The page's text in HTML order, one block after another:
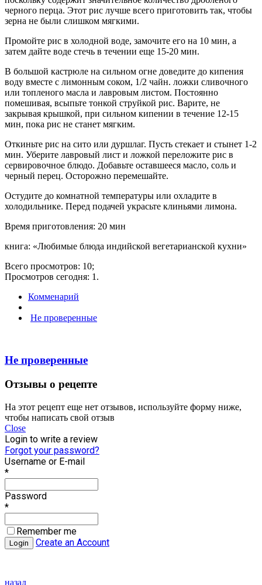
черного перца. Этот рис лучше всего приготовить так, чтобы
зерна не были слишком мягкими.
Промойте рис в холодной воде, замочите его на 10 мин, а
затем дайте воде стечь в течении еще 15-20 мин.
В большой кастрюле на сильном огне доведите до кипения
воду вместе с лимонным соком, 1/2 чайн. ложки сливочного
или топленого масла и лавровым листом. Постоянно
помешивая, всыпьте тонкой струйкой рис. Варите, не
закрывая крышкой, при сильном кипении в течение 12-15
мин, пока рис не станет мягким.
Откиньте рис на сито или дуршлаг. Пусть стекает и стынет 1-2
мин. Уберите лавровый лист и ложкой переложите рис в
сервировочное блюдо. Добавьте оставшееся масло, соль и
черный перец. Осторожно перемешайте.
Остудите до комнатной температуры или охладите в
холодильнике. Перед подачей украсьте клиньями лимона.
Время приготовления: 20 мин
книга: «Любимые блюда индийской вегетарианской кухни»
Всего просмотров: 10;
Просмотров сегодня: 1.
Комменарий
Не проверенные
Не проверенные
Отзывы о рецепте
На этот рецепт еще нет отзывов, используйте форму ниже,
чтобы написать свой отзыв
Close
Login to write a review
Forgot your password?
Username or E-mail
*
Password
*
Remember me
Create an Account
назад